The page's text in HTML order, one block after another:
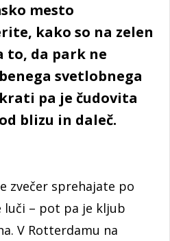
mesto
kako so na zelen
to, da park ne
svetlobnega
pa je čudovita
blizu in daleč.
zvečer sprehajate po
– pot pa je kljub
V Rotterdamu na